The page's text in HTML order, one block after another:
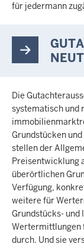
für jedermann
Die
systematisch und
Grundstücken
stellen der
Preisentwicklung
überörtlichen
Verfügung,
weitere für
Grundstücks-
Wertermittlungen
durch. Und sie